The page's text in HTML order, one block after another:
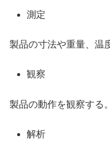
測定
製品の寸法や重量、温
観察
製品の動作を観察する。
解析